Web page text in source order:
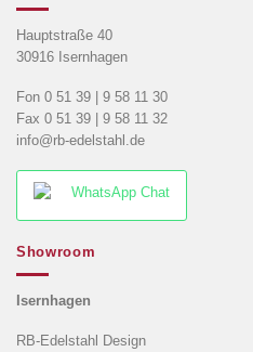
Hauptstraße 40
30916 Isernhagen
Fon 0 51 39 | 9 58 11 30
Fax 0 51 39 | 9 58 11 32
info@rb-edelstahl.de
WhatsApp Chat
Showroom
Isernhagen
RB-Edelstahl Design